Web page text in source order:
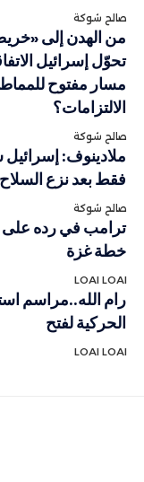
صالح شوكة
من الهدن إلى
تحوّل إسرائيل
مسار مفتوح
الالتزامات؟
صالح شوكة
ملادينوف:
فقط بعد نزع
صالح شوكة
ترامب في رده على
خطة غزة
LOAI LOAI
رام الله..مراسم
الحركية لفتح
LOAI LOAI